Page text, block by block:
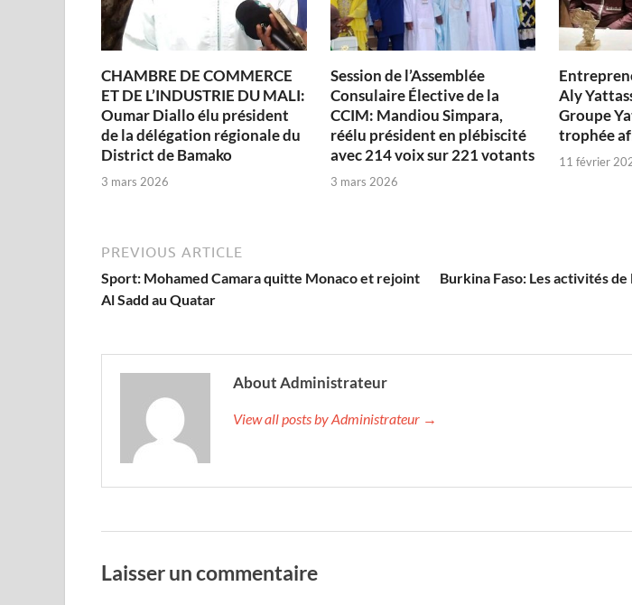
CHAMBRE DE COMMERCE
ET DE L’INDUSTRIE DU MALI:
Oumar Diallo élu président
de la délégation régionale du
District de Bamako
3 mars 2026
Session de l’Assemblée
Consulaire Élective de la
CCIM: Mandiou Simpara,
réélu président en plébiscité
avec 214 voix sur 221 votants
3 mars 2026
Aly
Groupe
trophée
11 février
PREVIOUS ARTICLE
Sport: Mohamed Camara quitte Monaco et rejoint
Al Sadd au Quatar
Burkina Faso: Les activités
About Administrateur
View all posts by Administrateur →
Laisser un commentaire